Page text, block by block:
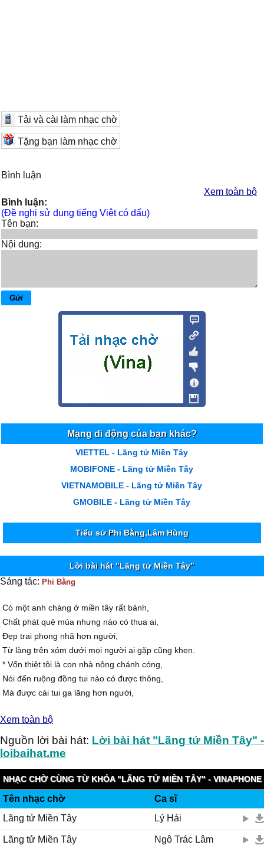
Tải và cài làm nhạc chờ
Tặng bạn làm nhạc chờ
Bình luận
Xem toàn bộ
Bình luận:
(Đề nghị sử dụng tiếng Việt có dấu)
Tên bạn:
Nội dung:
Mạng di động của bạn khác?
VIETTEL - Lãng tử Miền Tây
MOBIFONE - Lãng tử Miền Tây
VIETNAMOBILE - Lãng tử Miền Tây
GMOBILE - Lãng tử Miền Tây
Tiểu sử Phi Bằng,Lâm Hùng
Lời bài hát "Lãng tử Miền Tây"
Sáng tác: Phi Bằng
Có một anh chàng ở miền tây rất bảnh,
Chất phát quê mùa nhưng nào có thua ai,
Đẹp trai phong nhã hơn người,
Từ làng trên xóm dưới mọi người ai gặp cũng khen.
* Vốn thiệt tôi là con nhà nông chánh cóng,
Nói đến ruộng đồng tui nào có được thông,
Mà được cái tui ga lăng hơn người,
ĐK:
* Biệt danh lãng tử miền tây,nghe qua cũng thấy thiệt là hay hay,
Biệt danh lãng tử thiệt oai,đi đâu ai cũng đón cũng đưa gọi mời,
Nhiều đêm lãng tử đăm chiêu,chắc vì tui qua hào hoa đây mà.
* Nếu một mai này,ai làm người yêu lãng tử,tui sẽ xin thề không nhìn
ai,gờ đây lãng tử chung tình,ai buồn xin nhớ,ghé miền tây thăm
mình./.
Xem toàn bộ
Nguồn lời bài hát: Lời bài hát "Lãng tử Miền Tây" -
loibaihat.me
NHẠC CHỜ CÙNG TỪ KHÓA "LÃNG TỬ MIỀN TÂY" - VINAPHONE
RINGTUNES
Tên nhạc chờ
Ca sĩ
Lãng tử Miền Tây
Lý Hải
Lãng tử Miền Tây Ngô Trác Lâm